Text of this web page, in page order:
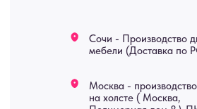
Возврат
Доставка